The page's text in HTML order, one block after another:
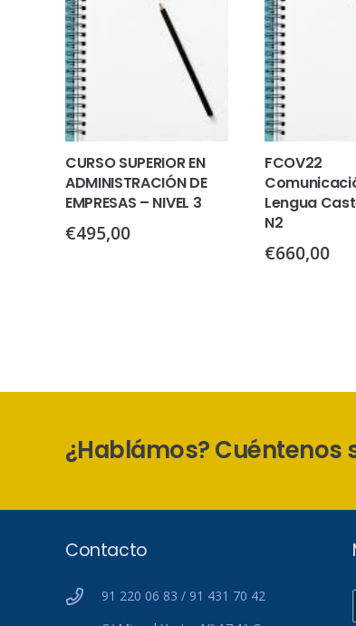
CURSO SUPERIOR EN
ADMINISTRACIÓN DE
EMPRESAS – NIVEL 3
€495,00
FCOV22
Lengua
N2
€660,00
¿Hablámos? Cuéntenos
Contacto
91 220 06 83 / 91 431 70 42